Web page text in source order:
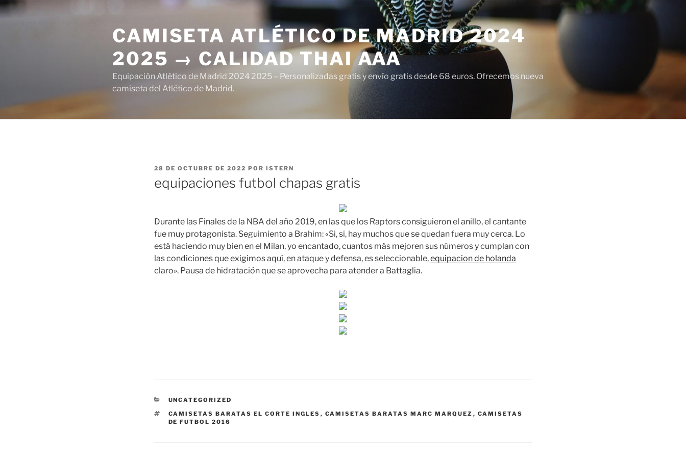
Saltar
al
CAMISETA ATLÉTICO DE MADRID 2024
2025 → CALIDAD THAI AAA
Equipación Atlético de Madrid 2024 2025 – Personalizadas gratis y envío gratis desde 68 euros. Ofrecemos nueva
camiseta del Atlético de Madrid.
PUBLICADO
28 DE OCTUBRE DE 2022 POR ISTERN
equipaciones futbol chapas gratis
Durante las Finales de la NBA del año 2019, en las que los Raptors consiguieron el anillo, el cantante
fue muy protagonista. Seguimiento a Brahim: «Si, si, hay muchos que se quedan fuera muy cerca. Lo
está haciendo muy bien en el Milan, yo encantado, cuantos más mejoren sus números y cumplan con
las condiciones que exigimos aquí, en ataque y defensa, es seleccionable,equipacion de holanda
claro». Pausa de hidratación que se aprovecha para atender a Battaglia.
CATEGORÍAS
UNCATEGORIZED
ETIQUETAS
CAMISETAS BARATAS EL CORTE INGLES , CAMISETAS BARATAS MARC MARQUEZ , CAMISETAS
DE FUTBOL 2016